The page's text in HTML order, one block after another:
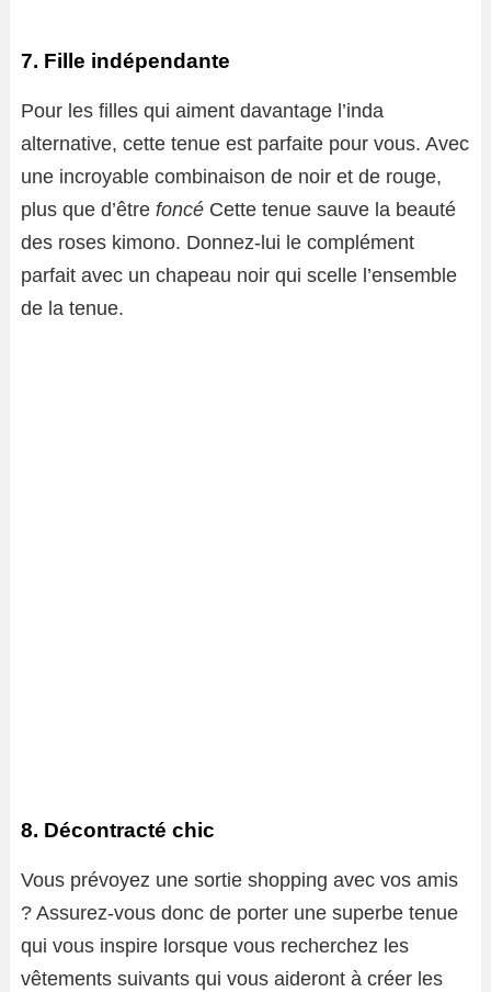
7. Fille indépendante
Pour les filles qui aiment davantage l’inda
alternative, cette tenue est parfaite pour vous. Avec
une incroyable combinaison de noir et de rouge,
plus que d’être foncé Cette tenue sauve la beauté
des roses kimono. Donnez-lui le complément
parfait avec un chapeau noir qui scelle l’ensemble
de la tenue.
8. Décontracté chic
Vous prévoyez une sortie shopping avec vos amis
? Assurez-vous donc de porter une superbe tenue
qui vous inspire lorsque vous recherchez les
vêtements suivants qui vous aideront à créer les